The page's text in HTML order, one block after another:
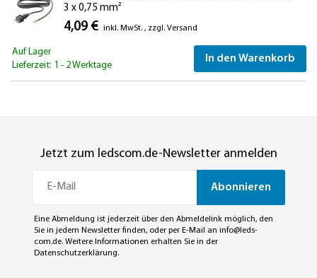
3 x 0,75 mm²
4,09 € inkl. MwSt. , zzgl. Versand
Auf Lager
Lieferzeit: 1 - 2 Werktage
In den Warenkorb
Jetzt zum ledscom.de-Newsletter anmelden
Abonnieren
Eine Abmeldung ist jederzeit über den Abmeldelink möglich, den
Sie in jedem Newsletter finden, oder per E-Mail an info@leds-
com.de. Weitere Informationen erhalten Sie in der
Datenschutzerklärung.